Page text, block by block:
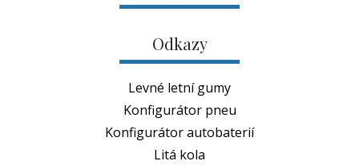
Odkazy
Levné letní gumy
Konfigurátor pneu
Konfigurátor autobaterií
Litá kola